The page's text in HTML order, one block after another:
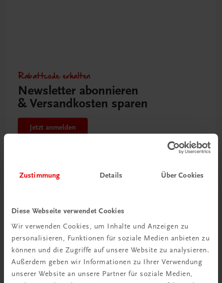
Zustimmung Details Über Cookies
Diese Webseite verwendet Cookies
Wir verwenden Cookies, um Inhalte und Anzeigen zu
personalisieren, Funktionen für soziale Medien anbieten zu
können und die Zugriffe auf unsere Website zu analysieren.
Außerdem geben wir Informationen zu Ihrer Verwendung
unserer Website an unsere Partner für soziale Medien,
Rabattcode erhalten
Newsletter abonnieren
& Versandkosten sparen
Jetzt anmelden